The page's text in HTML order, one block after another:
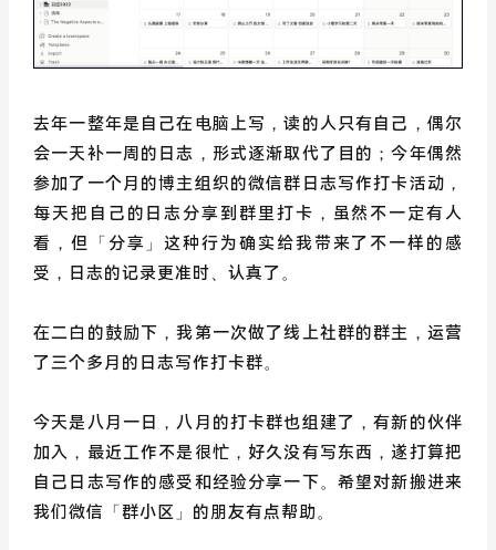
去年一整年是自己在电脑上写，读的人只有自己，偶尔
会一天补一周的日志，形式逐渐取代了目的；今年偶然
参加了一个月的博主组织的微信群日志写作打卡活动，
每天把自己的日志分享到群里打卡，虽然不一定有人
看，但「分享」这种行为确实给我带来了不一样的感
受，日志的记录更准时、认真了。
在二白的鼓励下，我第一次做了线上社群的群主，运营
了三个多月的日志写作打卡群。
今天是八月一日，八月的打卡群也组建了，有新的伙伴
加入，最近工作不是很忙，好久没有写东西，遂打算把
自己日志写作的感受和经验分享一下。希望对新搬进来
我们微信「群小区」的朋友有点帮助。